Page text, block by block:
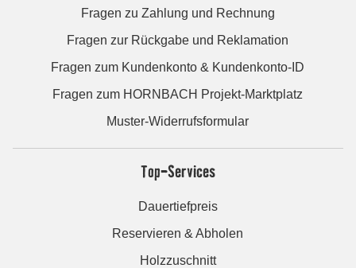
Fragen zu Zahlung und Rechnung
Fragen zur Rückgabe und Reklamation
Fragen zum Kundenkonto & Kundenkonto-ID
Fragen zum HORNBACH Projekt-Marktplatz
Muster-Widerrufsformular
Top-Services
Dauertiefpreis
Reservieren & Abholen
Holzzuschnitt